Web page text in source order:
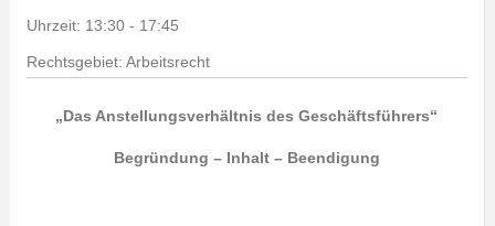
Uhrzeit: 13:30 - 17:45
Rechtsgebiet: Arbeitsrecht
„Das Anstellungsverhältnis des Geschäftsführers“
Begründung – Inhalt – Beendigung